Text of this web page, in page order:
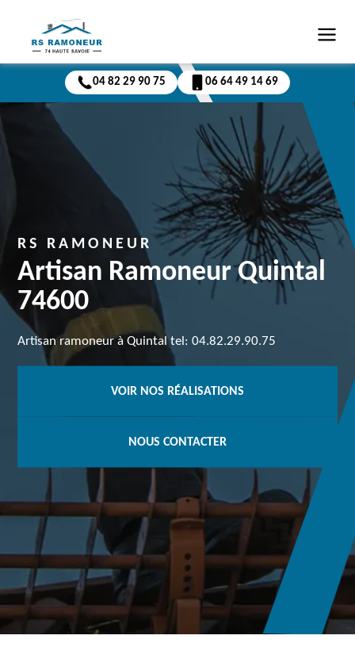
04 82 29 90 75 06 64 49 14 69
RS RAMONEUR
Artisan Ramoneur Quintal
74600
Artisan ramoneur à Quintal tel: 04.82.29.90.75
VOIR NOS RÉALISATIONS
NOUS CONTACTER